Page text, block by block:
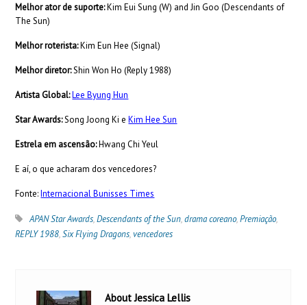
Melhor ator de suporte:Kim Eui Sung (W) and Jin Goo (Descendants of
The Sun)
Melhor roterista:Kim Eun Hee (Signal)
Melhor diretor:Shin Won Ho (Reply 1988)
Artista Global:Lee Byung Hun
Star Awards:Song Joong Ki eKim Hee Sun
Estrela em ascensão:Hwang Chi Yeul
E aí, o que acharam dos vencedores?
Fonte:Internacional Bunisses Times
APAN Star Awards,Descendants of the Sun,drama coreano,Premiação,
REPLY 1988,Six Flying Dragons,vencedores
About Jessica Lellis